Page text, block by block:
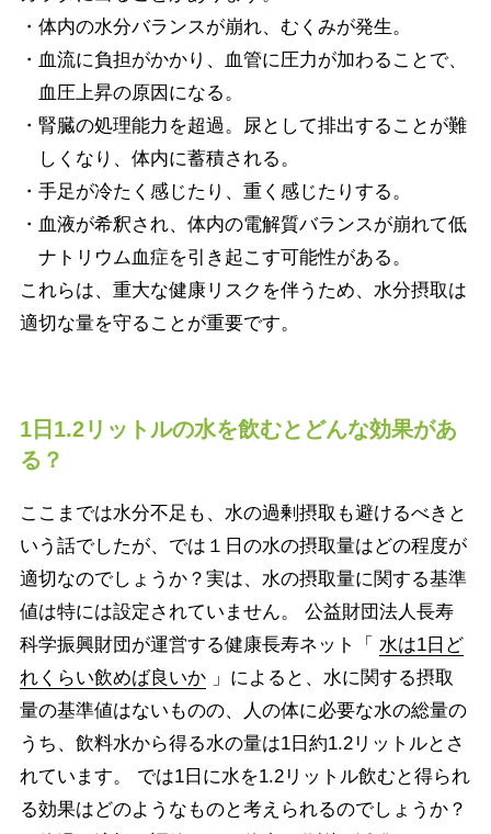
・体内の水分バランスが崩れ、むくみが発生。
・血流に負担がかかり、血管に圧力が加わることで、
血圧上昇の原因になる。
・腎臓の処理能力を超過。尿として排出することが難
しくなり、体内に蓄積される。
・手足が冷たく感じたり、重く感じたりする。
・血液が希釈され、体内の電解質バランスが崩れて低
ナトリウム血症を引き起こす可能性がある。
これらは、重大な健康リスクを伴うため、水分摂取は
適切な量を守ることが重要です。
1日1.2リットルの水を飲むとどんな効果があ
る？
ここまでは水分不足も、水の過剰摂取も避けるべきと
いう話でしたが、では１日の水の摂取量はどの程度が
適切なのでしょうか？実は、水の摂取量に関する基準
値は特には設定されていません。 公益財団法人長寿
科学振興財団が運営する健康長寿ネット「 水は1日ど
れくらい飲めば良いか」によると、水に関する摂取
量の基準値はないものの、人の体に必要な水の総量の
うち、飲料水から得る水の量は1日約1.2リットルとさ
れています。 では1日に水を1.2リットル飲むと得られ
る効果はどのようなものと考えられるのでしょうか？